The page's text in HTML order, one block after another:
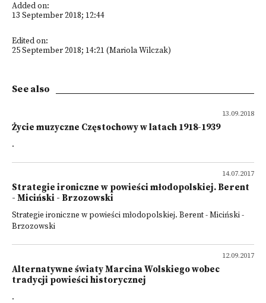
Added on:
13 September 2018; 12:44
Edited on:
25 September 2018; 14:21 (Mariola Wilczak)
See also
13.09.2018
Życie muzyczne Częstochowy w latach 1918-1939
.
14.07.2017
Strategie ironiczne w powieści młodopolskiej. Berent
- Miciński - Brzozowski
Strategie ironiczne w powieści młodopolskiej. Berent - Miciński -
Brzozowski
12.09.2017
Alternatywne światy Marcina Wolskiego wobec
tradycji powieści historycznej
.